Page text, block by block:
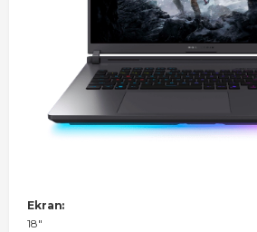
Ekran:
18"